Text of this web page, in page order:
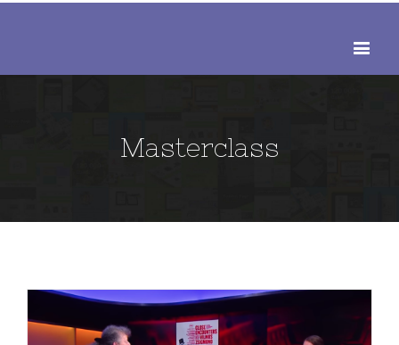
Masterclass